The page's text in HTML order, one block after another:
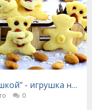
- игрушка на
0